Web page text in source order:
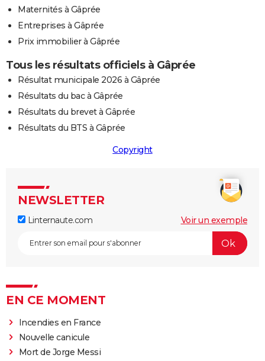
Maternités à Gâprée
Entreprises à Gâprée
Prix immobilier à Gâprée
Tous les résultats officiels à Gâprée
Résultat municipale 2026 à Gâprée
Résultats du bac à Gâprée
Résultats du brevet à Gâprée
Résultats du BTS à Gâprée
Copyright
NEWSLETTER
Linternaute.com Voir un exemple
EN CE MOMENT
Incendies en France
Nouvelle canicule
Mort de Jorge Messi